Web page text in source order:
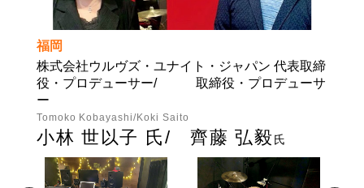
福岡
株式会社ウルヴズ・ユナイト・ジャパン 代表取締
役・プロデューサー/ 取締役・プロデューサ
ー
Tomoko Kobayashi/Koki Saito
小林 世以子 氏/ 齊藤 弘毅氏